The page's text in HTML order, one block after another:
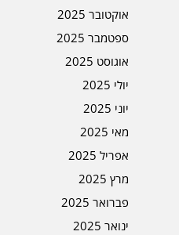
אוקטובר 2025
ספטמבר 2025
אוגוסט 2025
יולי 2025
יוני 2025
מאי 2025
אפריל 2025
מרץ 2025
פברואר 2025
ינואר 2025